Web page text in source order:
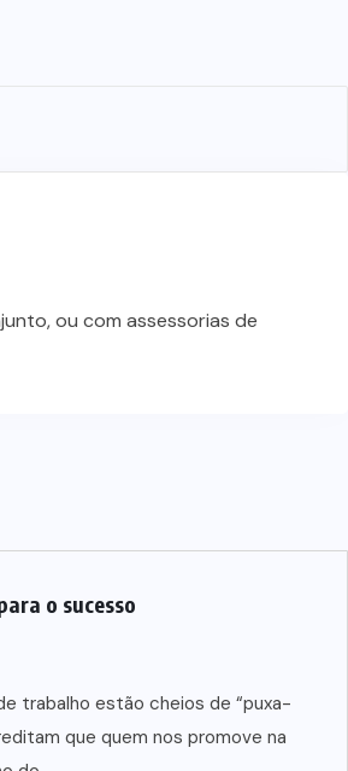
ou com assessorias de
o sucesso
trabalho estão cheios de “puxa-
que quem nos promove na